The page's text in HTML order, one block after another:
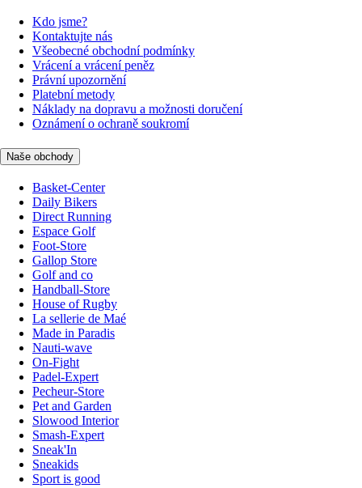
Kdo jsme?
Kontaktujte nás
Všeobecné obchodní podmínky
Vrácení a vrácení peněz
Právní upozornění
Platební metody
Náklady na dopravu a možnosti doručení
Oznámení o ochraně soukromí
Naše obchody
Basket-Center
Daily Bikers
Direct Running
Espace Golf
Foot-Store
Gallop Store
Golf and co
Handball-Store
House of Rugby
La sellerie de Maé
Made in Paradis
Nauti-wave
On-Fight
Padel-Expert
Pecheur-Store
Pet and Garden
Slowood Interior
Smash-Expert
Sneak'In
Sneakids
Sport is good